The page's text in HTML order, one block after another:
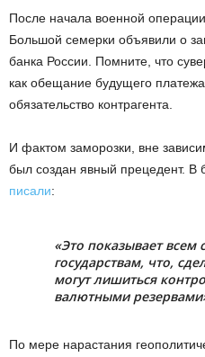
После начала военной
Большой семерки объявили о
банка России. Помните, что
как обещание будущего платежа
обязательство контрагента.
И фактом заморозки, вне
был создан явный прецедент. В
писали:
«Это показывает всем
государствам, что,
могут лишиться
валютными
По мере нарастания